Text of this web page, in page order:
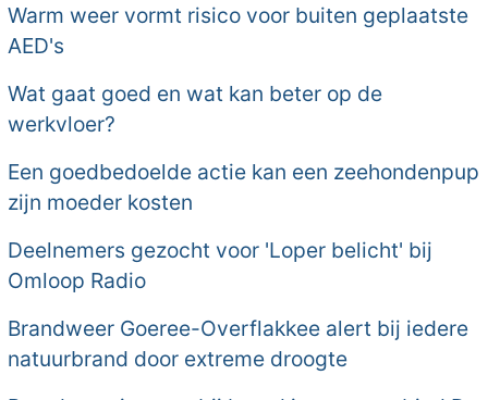
Warm weer vormt risico voor buiten geplaatste
AED's
Wat gaat goed en wat kan beter op de
werkvloer?
Een goedbedoelde actie kan een zeehondenpup
zijn moeder kosten
Deelnemers gezocht voor 'Loper belicht' bij
Omloop Radio
Brandweer Goeree-Overflakkee alert bij iedere
natuurbrand door extreme droogte